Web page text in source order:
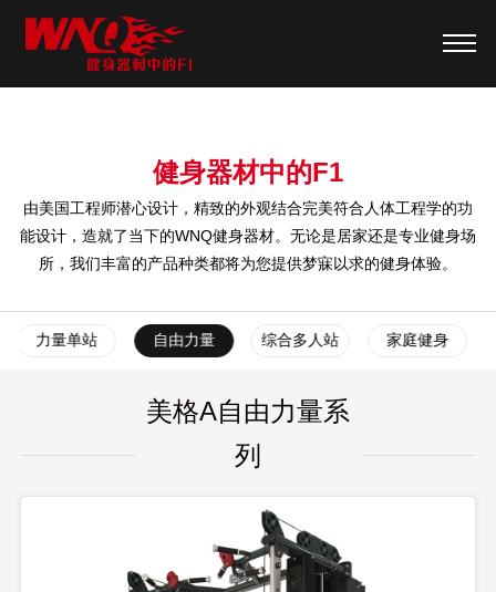
健身器材中的F1
由美国工程师潜心设计，精致的外观结合完美符合人体工程学的功
能设计，造就了当下的WNQ健身器材。无论是居家还是专业健身场
所，我们丰富的产品种类都将为您提供梦寐以求的健身体验。
力量单站 自由力量 综合多人站 家庭健身
美格A自由力量系
列